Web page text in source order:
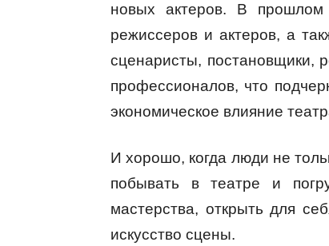
новых актеров. В
режиссеров и актеров, а
сценаристы, постановщики,
профессионалов, что
экономическое влияние
И хорошо, когда люди не
побывать в театре и
мастерства, открыть для
искусство сцены.